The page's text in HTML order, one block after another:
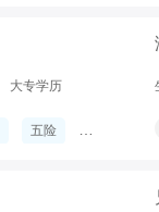
大专学历
五险 包吃住